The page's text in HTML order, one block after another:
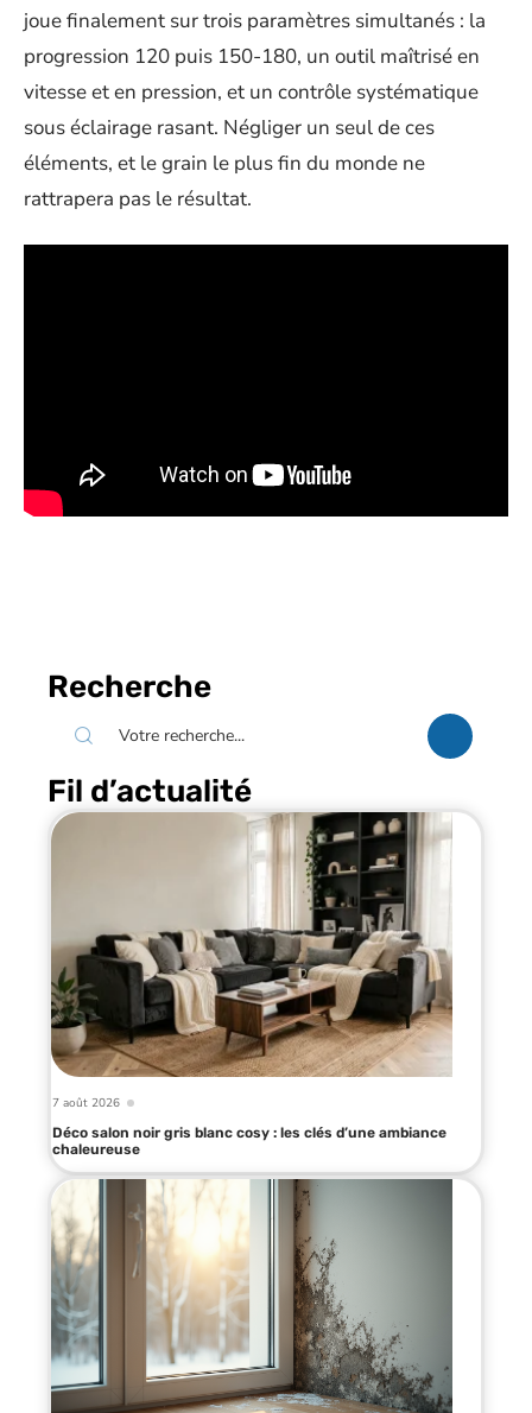
joue finalement sur trois paramètres simultanés : la
progression 120 puis 150-180, un outil maîtrisé en
vitesse et en pression, et un contrôle systématique
sous éclairage rasant. Négliger un seul de ces
éléments, et le grain le plus fin du monde ne
rattrapera pas le résultat.
Recherche
Fil d’actualité
7 août 2026
Déco salon noir gris blanc cosy : les clés d’une ambiance
chaleureuse